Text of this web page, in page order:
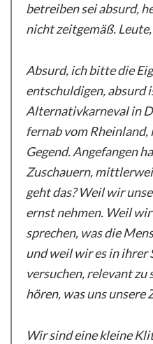
betreiben sei absurd,
nicht zeitgemäß. Leute,
Absurd, ich bitte die
entschuldigen, absurd
Alternativkarneval in
fernab vom
Gegend. Angefangen
Zuschauern,
geht das? Weil wir
ernst nehmen. Weil
sprechen, was die
und weil wir es in ihrer
versuchen, relevant zu
hören, was uns unsere
Wir sind eine kleine